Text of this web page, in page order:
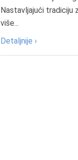
Nastavljajući tradiciju
više...
Detaljnije ›